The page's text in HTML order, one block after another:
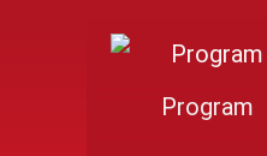
Program